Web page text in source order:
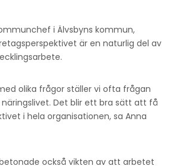
i Älvsbyns kommun,
är en naturlig del av
olika frågor ställer vi ofta frågan
Det blir ett bra sätt att få
i hela organisationen, sa Anna
också vikten av att arbetet